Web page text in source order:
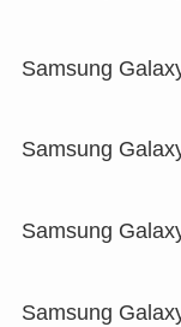
Samsung
Samsung
Samsung
Samsung